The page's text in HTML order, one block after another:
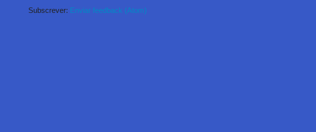
Subscrever: Enviar feedback (Atom)